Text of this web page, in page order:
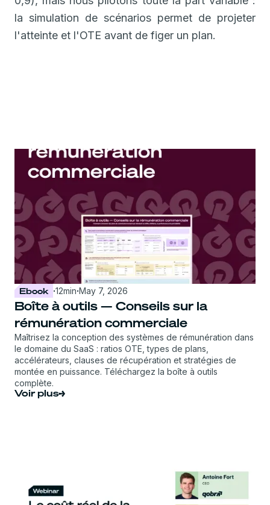
la simulation de scénarios permet de projeter
l'atteinte et l'OTE avant de figer un plan.
Ebook ·12min·May 7, 2026
Boîte à outils — Conseils sur la
rémunération commerciale
Maîtrisez la conception des systèmes de rémunération dans
le domaine du SaaS : ratios OTE, types de plans,
accélérateurs, clauses de récupération et stratégies de
montée en puissance. Téléchargez la boîte à outils
complète.
Voir plus